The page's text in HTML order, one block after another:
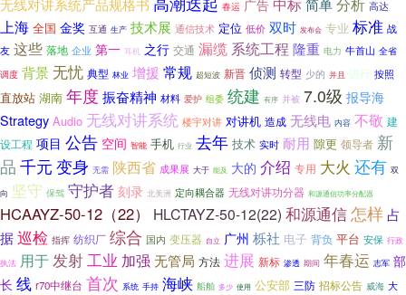
无线对讲系统产品规格书 春运 广告 简单 高达
上海 全国 金奖 互通 生产 技术展 通信技术 定位 低价 双时 发布会 专业 标准 战
友 这些 落地 企业 第一 耳机 之行 交通 漏缆 系统工程 隆重 电力 牛首山 全省
调度 背景无忧 典型 林业 增援 常规 超短波 新晋 侦测 转型 少的 并且 进行 按照
直放站 湖南 年度 振奋精神 材料 爱护 组委 统建 有序 并被 7.0级 报导海
Strategy Audio 无线对讲系统 楼宇对讲 对讲机 造成 无线电 内容 不敬 建
设工程 项目 公告 空间 智能 手机 行业 去年 技术 实时 耐用 隙更 领导者 新
品 千元 变身 无需 陕西省 成果展 大于 能及 大的 介绍 专用 大火 还有 双
向 坚守 保驾 守护者 刻录 北美洲 定向耦合器 无线对讲功分器 和源通信功率分配器
HCAAYZ-50-12（22） HLCTAYZ-50-12(22) 和源通信怎样占
据巡检 指挥 纺织厂 综合 国内 变压器 自立 广州 栎社 电子 背负 平台 安保 行政
执法 用于发射工业 加强 无管局 方法 进展 新标 渗透 期间 年春运 志军 部
长 线 r70中继台 首次 系统 手持 海峡 船舶 多少 使用 公安部 三防 招标公告 威海 大